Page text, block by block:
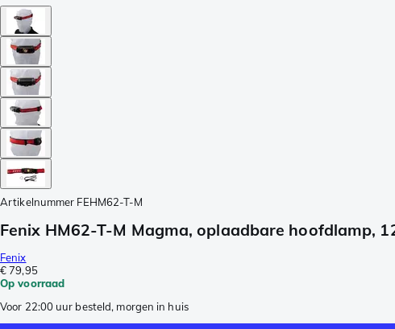
Artikelnummer FEHM62-T-M
Fenix HM62-T-M Magma, oplaadbare hoofdlamp,
Fenix
€ 79,95
Op voorraad
Voor 22:00 uur besteld, morgen in huis